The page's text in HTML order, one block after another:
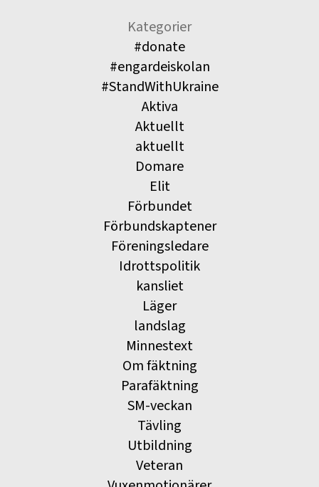
Kategorier
#donate
#engardeiskolan
#StandWithUkraine
Aktiva
Aktuellt
aktuellt
Domare
Elit
Förbundet
Förbundskaptener
Föreningsledare
Idrottspolitik
kansliet
Läger
landslag
Minnestext
Om fäktning
Parafäktning
SM-veckan
Tävling
Utbildning
Veteran